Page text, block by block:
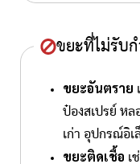
ขยะที่ไม่รับ
ขยะอันตราย
ป๋องสเปรย์ หลอดไฟ ถ่
เก่า อุปกรณ์อิ
ขยะติดเชื้อ เ